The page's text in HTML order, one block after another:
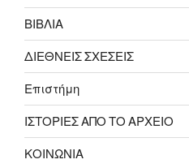
ΒΙΒΛΙΑ
ΔΙΕΘΝΕΙΣ ΣΧΕΣΕΙΣ
Επιστήμη
ΙΣΤΟΡΙΕΣ ΑΠΟ ΤΟ ΑΡΧΕΙΟ
ΚΟΙΝΩΝΙΑ